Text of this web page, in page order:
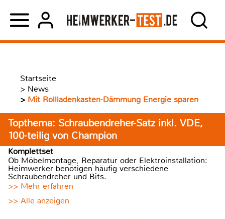
Startseite
> News
> Mit Rollladenkasten-Dämmung Energie sparen
Topthema: Schraubendreher-Satz inkl. VDE,
100-teilig von Champion
Komplettset
Ob Möbelmontage, Reparatur oder Elektroinstallation:
Heimwerker benötigen häufig verschiedene
Schraubendreher und Bits.
>> Mehr erfahren
>> Alle anzeigen